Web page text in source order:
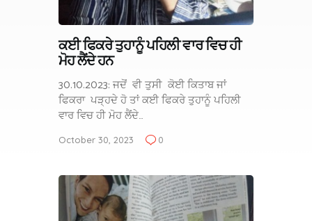
ਕਈ ਫਿਕਰੇ ਤੁਹਾਨੂੰ ਪਹਿਲੀ ਵਾਰ ਵਿਚ ਹੀ
ਮੋਹ ਲੈਂਦੇ ਹਨ
30.10.2023: ਜਦੋਂ ਵੀ ਤੁਸੀ ਕੋਈ ਕਿਤਾਬ ਜਾਂ
ਫਿਕਰਾ ਪੜ੍ਹਦੇ ਹੋ ਤਾਂ ਕਈ ਫਿਕਰੇ ਤੁਹਾਨੂੰ ਪਹਿਲੀ
ਵਾਰ ਵਿਚ ਹੀ ਮੋਹ ਲੈਂਦੇ…
October 30, 2023 0